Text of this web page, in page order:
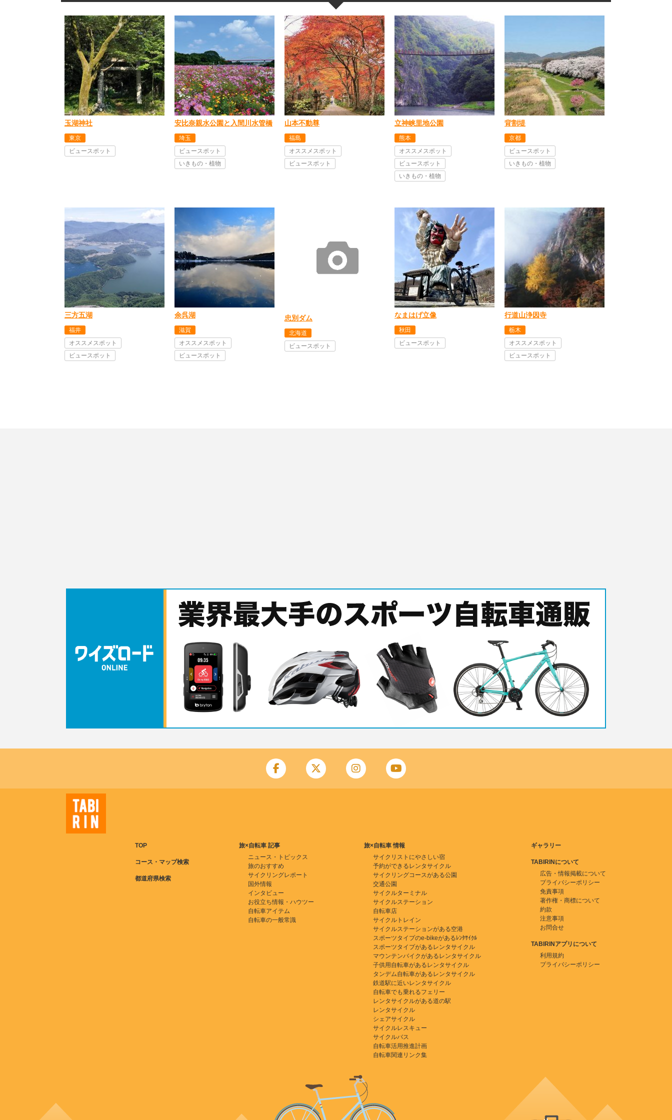
玉湖神社
東京
ビュースポット
安比奈親水公園と入間川水管橋
埼玉
ビュースポット
いきもの・植物
山本不動尊
福島
オススメスポット
ビュースポット
立神峡里地公園
熊本
オススメスポット
ビュースポット
いきもの・植物
背割堤
京都
ビュースポット
いきもの・植物
三方五湖
福井
オススメスポット
ビュースポット
余呉湖
滋賀
オススメスポット
ビュースポット
忠別ダム
北海道
ビュースポット
なまはげ立像
秋田
ビュースポット
行道山浄因寺
栃木
オススメスポット
ビュースポット
TOP
コース・マップ検索
都道府県検索
旅×自転車 記事
ニュース・トピックス
旅のおすすめ
サイクリングレポート
国外情報
インタビュー
お役立ち情報・ハウツー
自転車アイテム
自転車の一般常識
旅×自転車 情報
サイクリストにやさしい宿
予約ができるレンタサイクル
サイクリングコースがある公園
交通公園
サイクルターミナル
サイクルステーション
自転車店
サイクルトレイン
サイクルステーションがある空港
スポーツタイプのe-bikeがあるﾚﾝﾀｻｲｸﾙ
スポーツタイプがあるレンタサイクル
マウンテンバイクがあるレンタサイクル
子供用自転車があるレンタサイクル
タンデム自転車があるレンタサイクル
鉄道駅に近いレンタサイクル
自転車でも乗れるフェリー
レンタサイクルがある道の駅
レンタサイクル
シェアサイクル
サイクルレスキュー
サイクルバス
自転車活用推進計画
自転車関連リンク集
ギャラリー
TABIRINについて
広告・情報掲載について
プライバシーポリシー
免責事項
著作権・商標について
約款
注意事項
お問合せ
TABIRINアプリについて
利用規約
プライバシーポリシー